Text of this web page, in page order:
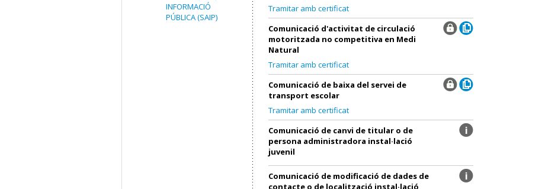
INFORMACIÓ
PÚBLICA (SAIP)
Tramitar amb certificat
Comunicació d'activitat de circulació
motoritzada no competitiva en Medi
Natural
Tramitar amb certificat
Comunicació de baixa del servei de
transport escolar
Tramitar amb certificat
Comunicació de canvi de titular o de
persona administradora instal·lació
juvenil
Comunicació de modificació de dades de
contacte o de localització instal·lació